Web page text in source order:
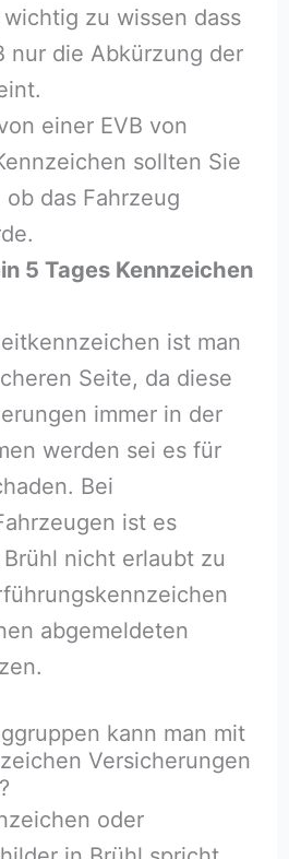
zu wissen dass
nur die Abkürzung der
einer EVB von
sollten Sie
das Fahrzeug
5 Tages Kennzeichen
ist man
Seite, da diese
immer in der
werden sei es für
Bei
ist es
nicht erlaubt zu
abgemeldeten
kann man mit
Versicherungen
oder